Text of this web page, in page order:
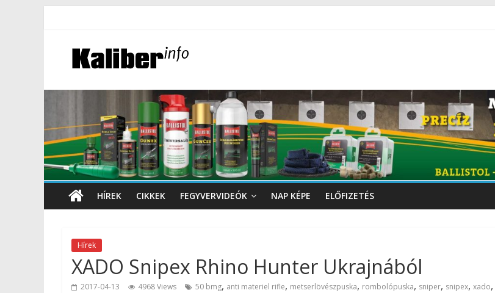
HÍREK CIKKEK FEGYVERVIDEÓK NAP KÉPE ELŐFIZETÉS
Hírek
XADO Snipex Rhino Hunter Ukrajnából
2017-04-13 4968 Views 50 bmg, anti materiel rifle, metserlövészpuska, rombolópuska, sniper, snipex, xado,